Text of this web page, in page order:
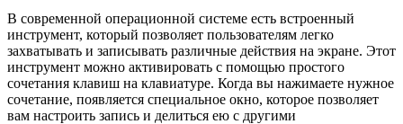
В современной операционной системе есть встроенный
инструмент, который позволяет пользователям легко
захватывать и записывать различные действия на экране. Этот
инструмент можно активировать с помощью простого
сочетания клавиш на клавиатуре. Когда вы нажимаете нужное
сочетание, появляется специальное окно, которое позволяет
вам настроить запись и делиться ею с другими